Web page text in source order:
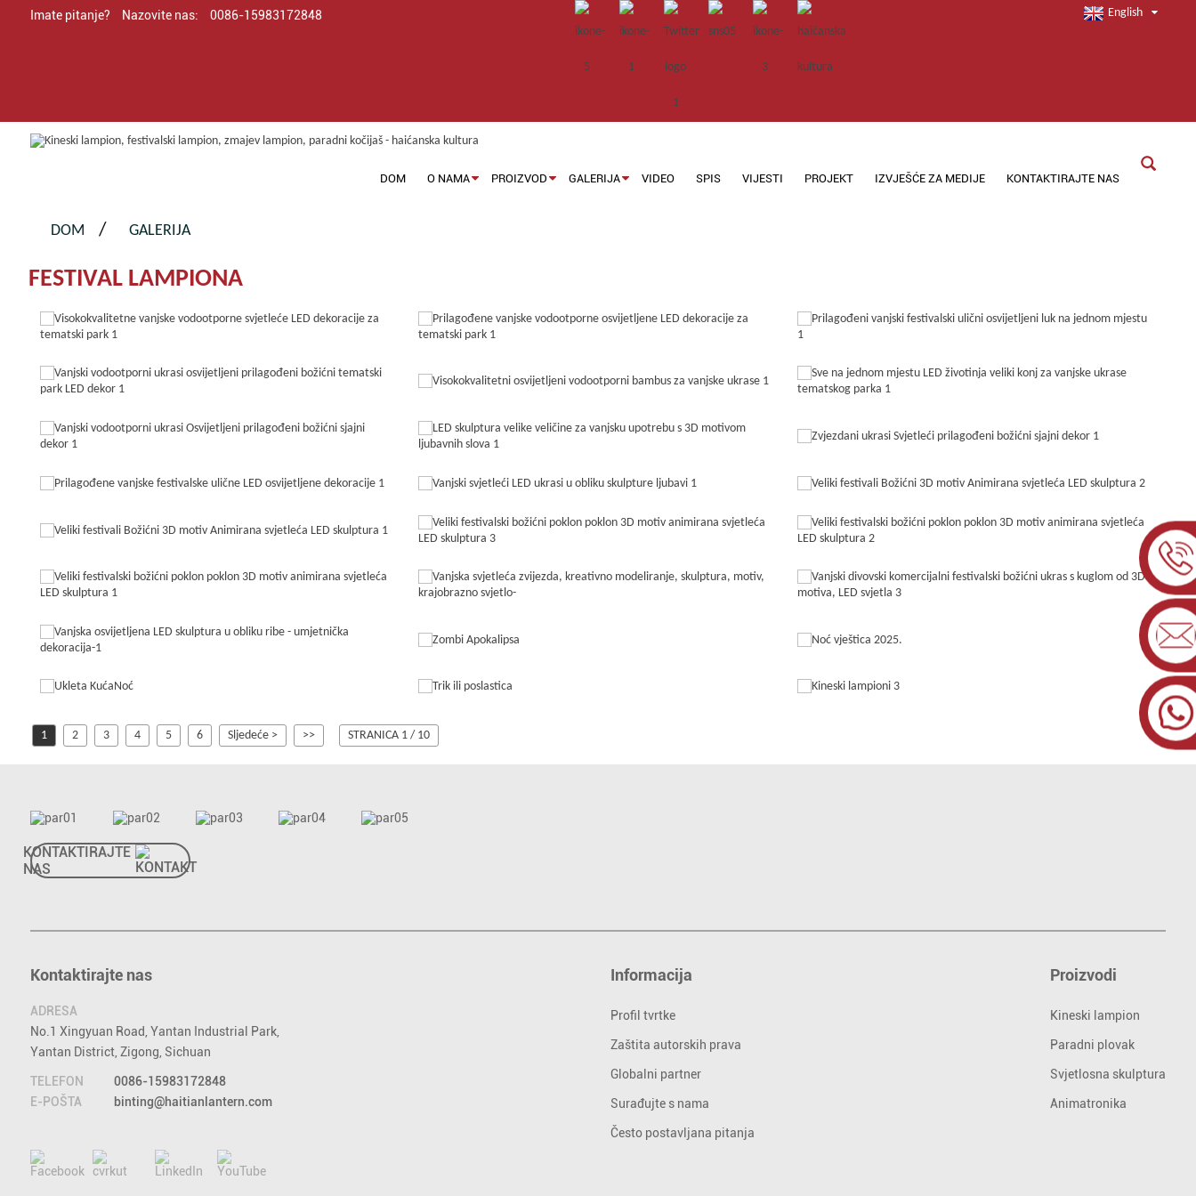
Imate pitanje? Nazovite nas: 0086-15983172848 English
DOM O NAMA PROIZVOD GALERIJA VIDEO SPIS VIJESTI PROJEKT IZVJEŠĆE ZA MEDIJE KONTAKTIRAJTE NAS
DOM GALERIJA
FESTIVAL LAMPIONA
1 2 3 4 5 6 Sljedeće > >> STRANICA 1 / 10
KONTAKTIRAJTE
NAS
Kontaktirajte nas
ADRESA
No.1 Xingyuan Road, Yantan Industrial Park,
Yantan District, Zigong, Sichuan
TELEFON
0086-15983172848
E-POŠTA
binting@haitianlantern.com
Informacija
Profil tvrtke
Zaštita autorskih prava
Globalni partner
Surađujte s nama
Često postavljana pitanja
Proizvodi
Kineski lampion
Paradni plovak
Svjetlosna skulptura
Animatronika